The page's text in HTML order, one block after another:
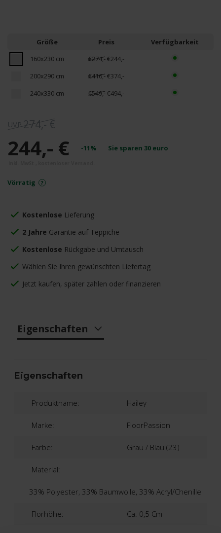
Größe Preis
Verfügbarkeit
160x230 cm
€274,-€244,-
200x290 cm
€416,-€374,-
240x330 cm
€549,-€494,-
274,- €
244,- € -11% Sie sparen 30 euro
Vörratig
Kostenlose Lieferung
2 Jahre Garantie auf Teppiche
Kostenlose Rückgabe und Umtausch
Wählen Sie Ihren gewünschten Liefertag
Jetzt kaufen, später zahlen oder finanzieren
Eigenschaften
Eigenschaften
Produktname: Hailey
Marke: FloorPassion
Farbe: Grau / Blau (23)
Material:
33% Polyester, 33% Baumwolle, 33% Acryl/Chenille
Florhöhe: Ca. 0,5 Cm